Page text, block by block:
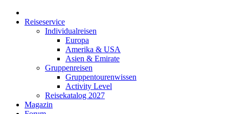
Reiseservice
Individualreisen
Europa
Amerika & USA
Asien & Emirate
Gruppenreisen
Gruppentourenwissen
Activity Level
Reisekatalog 2027
Magazin